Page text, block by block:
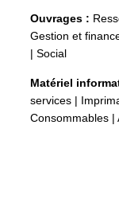
Ouvrages :
Gestion et
Social
Matériel
services
Consommables